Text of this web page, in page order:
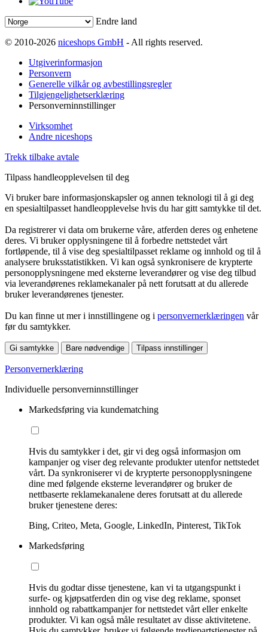
Endre land
© 2010-2026 niceshops GmbH - All rights reserved.
Utgiverinformasjon
Personvern
Generelle vilkår og avbestillingsregler
Tilgjengelighetserklæring
Personverninnstillinger
Virksomhet
Andre niceshops
Trekk tilbake avtale
Tilpass handleopplevelsen til deg
Vi bruker bare informasjonskapsler og annen teknologi til å gi deg
en spesialtilpasset handleopplevelse hvis du har gitt samtykke til det.
Da registrerer vi data om brukerne våre, atferden deres og enhetene
deres. Vi bruker opplysningene til å forbedre nettstedet vårt
fortløpende, til å vise deg spesialtilpasset reklame og innhold og til å
analysere bruksstatistikken. Vi kan også synkronisere de krypterte
personopplysningene med eksterne leverandører og vise deg tilbud
via leverandørenes reklamekanaler på nett forutsatt at du allerede
bruker leverandørenes tjenester.
Du kan finne ut mer i innstillingene og i personvernerklæringen vår
før du samtykker.
Gi samtykke Bare nødvendige Tilpass innstillinger
Personvernerklæring
Individuelle personverninnstillinger
Markedsføring via kundematching
Hvis du samtykker i det, gir vi deg også informasjon om
kampanjer og viser deg relevante produkter utenfor nettstedet
vårt. Da synkroniserer vi de krypterte personopplysningene
dine med følgende eksterne leverandører og bruker de
nettbaserte reklamekanalene deres forutsatt at du allerede
bruker tjenestene deres:
Bing, Criteo, Meta, Google, LinkedIn, Pinterest, TikTok
Markedsføring
Hvis du godtar disse tjenestene, kan vi ta utgangspunkt i
surfe- og kjøpsatferden din og vise deg reklame, sponset
innhold og rabattkampanjer for nettstedet vårt eller enkelte
produkter. Vi kan også måle resultatet av disse aktivitetene.